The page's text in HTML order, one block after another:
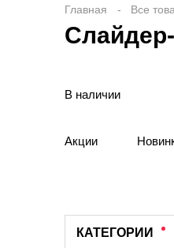
Главная Все
В наличии
Акции
КАТЕГОРИИ